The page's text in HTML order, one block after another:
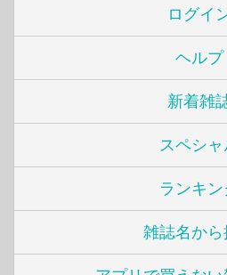
ログイ
ヘルプ
新着雑
スペシ
ランキン
雑誌名から